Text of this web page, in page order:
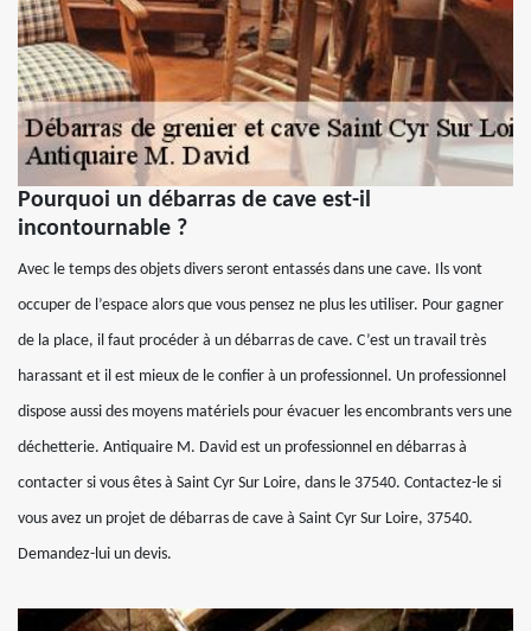
Pourquoi un débarras de cave est-il
incontournable ?
Avec le temps des objets divers seront entassés dans une cave. Ils vont
occuper de l’espace alors que vous pensez ne plus les utiliser. Pour gagner
de la place, il faut procéder à un débarras de cave. C’est un travail très
harassant et il est mieux de le confier à un professionnel. Un professionnel
dispose aussi des moyens matériels pour évacuer les encombrants vers une
déchetterie. Antiquaire M. David est un professionnel en débarras à
contacter si vous êtes à Saint Cyr Sur Loire, dans le 37540. Contactez-le si
vous avez un projet de débarras de cave à Saint Cyr Sur Loire, 37540.
Demandez-lui un devis.